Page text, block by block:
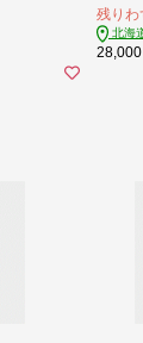
発送 [a
セット
芋
残りわ
北海
28,000